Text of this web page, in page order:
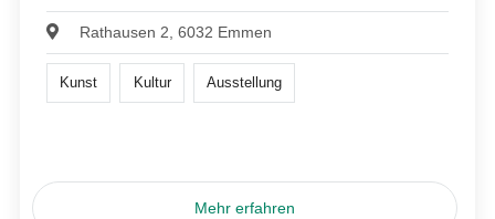
Rathausen 2, 6032 Emmen
Kunst Kultur Ausstellung
Mehr erfahren